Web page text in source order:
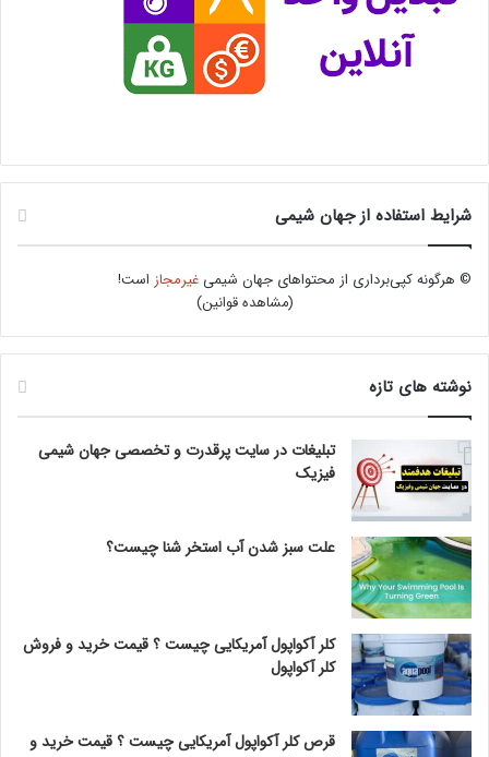
شرایط استفاده از جهان شیمی
© هرگونه کپی‌برداری از محتواهای جهان شیمیغیرمجاز است!
(مشاهده قوانین)
نوشته های تازه
تبلیغات در سایت پرقدرت و تخصصی جهان شیمی
فیزیک
علت سبز شدن آب استخر شنا چیست؟
کلر آکواپول آمریکایی چیست ؟ قیمت خرید و فروش
کلر آکواپول
قرص کلر آکواپول آمریکایی چیست ؟ قیمت خرید و